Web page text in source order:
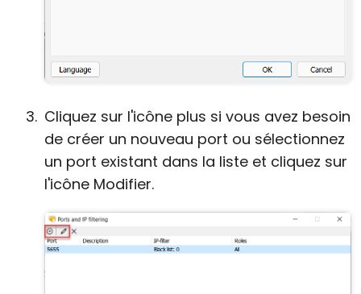
Cliquez sur l'icône plus si vous avez besoin
de créer un nouveau port ou sélectionnez
un port existant dans la liste et cliquez sur
l'icône Modifier.